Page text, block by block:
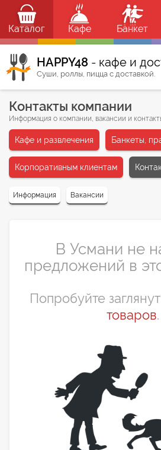
Каталог Кафе Банкет
HAPPY48 - кафе и
Суши, роллы, пицца с доставкой.
Контакты компании
Информация о компании, вакансии и
Кафе и развлечения Банкеты,
Корпоративным клиентам
Информация Вакансии
В Усмани не
предложений в
Попробуйте
товаров.